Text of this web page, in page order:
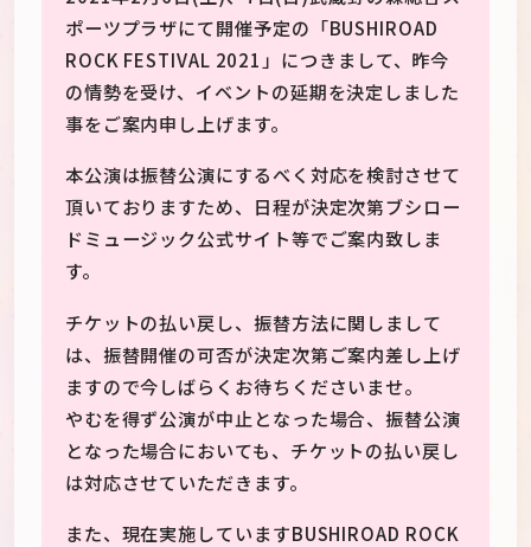
ポーツプラザにて開催予定の「BUSHIROAD
ROCK FESTIVAL 2021」につきまして、昨今
の情勢を受け、イベントの延期を決定しました
事をご案内申し上げます。
本公演は振替公演にするべく対応を検討させて
頂いておりますため、日程が決定次第ブシロー
ドミュージック公式サイト等でご案内致しま
す。
チケットの払い戻し、振替方法に関しまして
は、振替開催の可否が決定次第ご案内差し上げ
ますので今しばらくお待ちくださいませ。
やむを得ず公演が中止となった場合、振替公演
となった場合においても、チケットの払い戻し
は対応させていただきます。
また、現在実施していますBUSHIROAD ROCK